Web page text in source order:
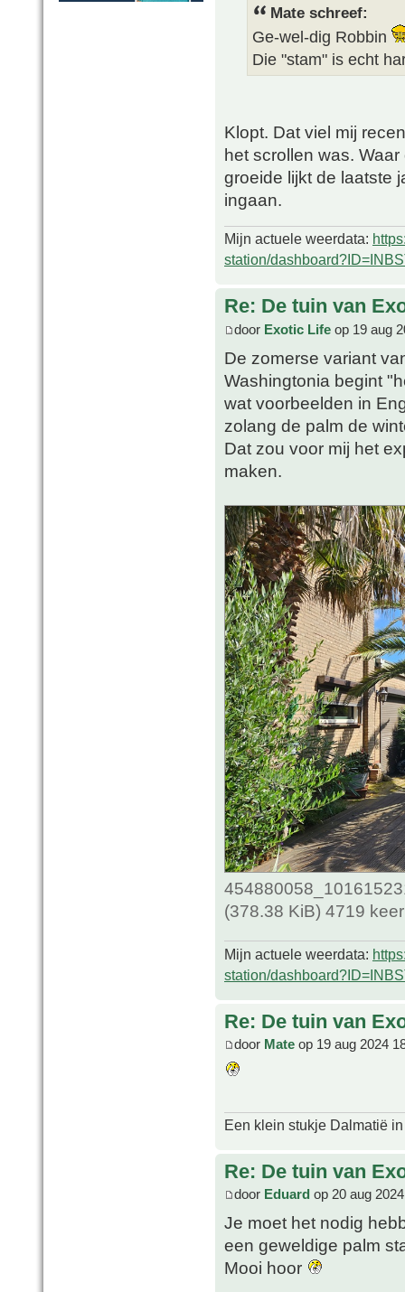
Mate schreef:
Ge-wel-dig Robbin
Die "stam" is echt
Klopt. Dat viel mij
het scrollen was.
groeide lijkt de laatste
ingaan.
Mijn actuele weerdata:
station/
Re: De tuin van
door Exotic Life op 19 aug
De zomerse variant
Washingtonia begint
wat voorbeelden in
zolang de palm de
Dat zou voor mij het
maken.
(378.38 KiB) 4719
Mijn actuele weerdata:
station/
Re: De tuin van
door Mate op 19 aug 2024
Een klein stukje Dalmatië
Re: De tuin van
door Eduard op 20 aug
Je moet het nodig
een geweldige palm
Mooi hoor